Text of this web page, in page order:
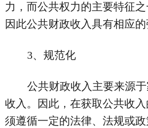
力，而公共权力的主要特征之
因此公共财政收入具有相应的
3、规范化
公共财政收入主要来源
收入。因此，在获取公共收
须遵循一定的法律、法规或